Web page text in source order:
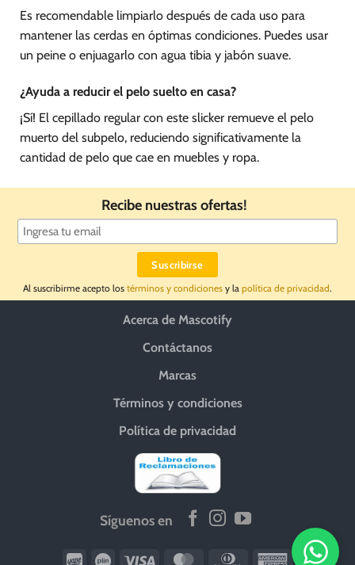
Es recomendable limpiarlo después de cada uso para
mantener las cerdas en óptimas condiciones. Puedes usar
un peine o enjuagarlo con agua tibia y jabón suave.
¿Ayuda a reducir el pelo suelto en casa?
¡Sí! El cepillado regular con este slicker remueve el pelo
muerto del subpelo, reduciendo significativamente la
cantidad de pelo que cae en muebles y ropa.
Recibe nuestras ofertas!
Al suscribirme acepto los términos y condiciones y la política de privacidad.
Acerca de Mascotify
Contáctanos
Marcas
Términos y condiciones
Política de privacidad
Síguenos en
Wirecard
Vipps Visa MasterCardDinners American